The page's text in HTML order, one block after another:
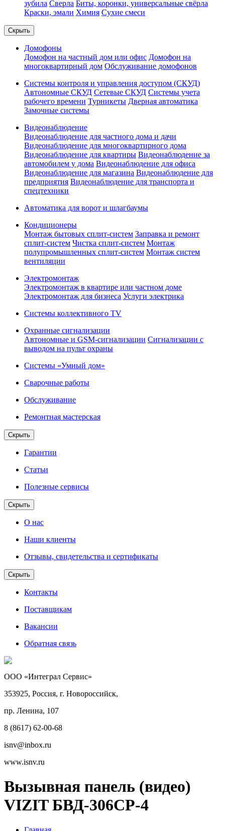
зубила Сверла Биты, коронки, универсальные свёрла
Краски, эмали Химия Сухие смеси
Скрыть
Домофоны
Домофон на частный дом или офис Домофон на
многоквартирный дом Обслуживание домофонов
Системы контроля и управления доступом (СКУД)
Автономные СКУД Сетевые СКУД Системы учета
рабочего времени Турникеты Дверная автоматика
Замочные системы
Видеонаблюдение
Видеонаблюдение для частного дома и дачи
Видеонаблюдение для многоквартирного дома
Видеонаблюдение для квартиры Видеонаблюдение за
автомобилем у дома Видеонаблюдение для офиса
Видеонаблюдение для магазина Видеонаблюдение для
предприятия Видеонаблюдение для транспорта и
спецтехники
Автоматика для ворот и шлагбаумы
Кондиционеры
Монтаж бытовых сплит-систем Заправка и ремонт
сплит-систем Чистка сплит-систем Монтаж
полупромышленных сплит-систем Монтаж систем
вентиляции
Электромонтаж
Электромонтаж в квартире или частном доме
Электромонтаж для бизнеса Услуги электрика
Системы коллективного TV
Охранные сигнализации
Автономные и GSM-сигнализации Сигнализации с
выводом на пульт охраны
Системы «Умный дом»
Сварочные работы
Обслуживание
Ремонтная мастерская
Скрыть
Гарантии
Статьи
Полезные сервисы
Скрыть
О нас
Наши клиенты
Отзывы, свидетельства и сертификаты
Скрыть
Контакты
Поставщикам
Вакансии
Обратная связь
ООО «Интеграл Сервис»
353925, Россия, г. Новороссийск,
пр. Ленина, 107
8 (8617) 62-00-68
isnv@inbox.ru
www.isnv.ru
Вызывная панель (видео)
VIZIT БВД-306CP-4